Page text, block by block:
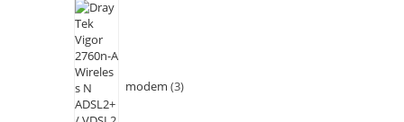
modem 3